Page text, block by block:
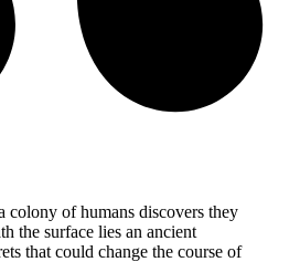
colony of humans discovers they
the surface lies an ancient
that could change the course of